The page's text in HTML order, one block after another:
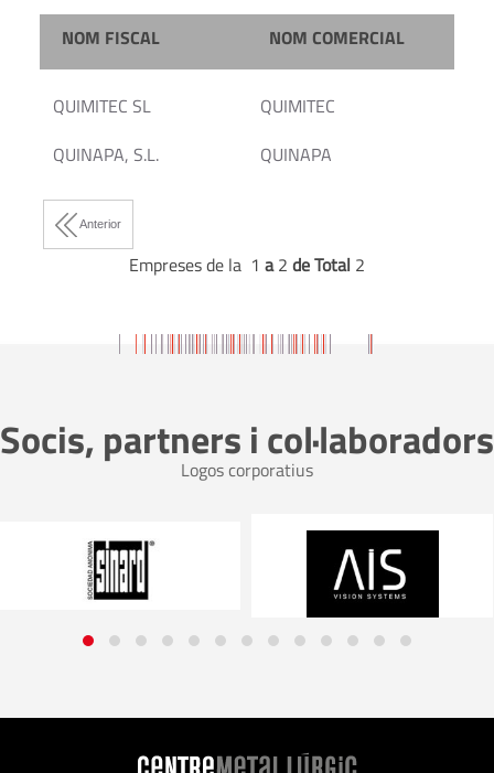
NOM FISCAL NOM COMERCIAL
QUIMITEC SL
QUIMITEC
QUINAPA, S.L.
QUINAPA
Anterior
Empreses de la 1 a2 de Total 2
Socis, partners i col·laboradors
Logos corporatius